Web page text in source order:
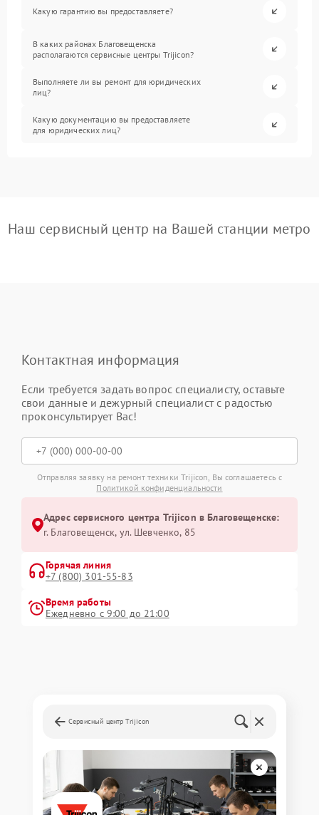
Какую гарантию вы предоставляете?
В каких районах Благовещенска
располагаются сервисные центры Trijicon?
Выполняете ли вы ремонт для юридических
лиц?
Какую документацию вы предоставляете
для юридических лиц?
Наш сервисный центр на Вашей станции метро
Контактная информация
Если требуется задать вопрос специалисту, оставьте
свои данные и дежурный специалист с радостью
проконсультирует Вас!
Отправляя заявку на ремонт техники Trijicon, Вы соглашаетесь с
Политикой конфиденциальности
Адрес сервисного центра Trijicon в Благовещенске:
г. Благовещенск, ул. Шевченко, 85
Горячая линия
+7 (800) 301-55-83
Время работы
Ежедневно с 9:00 до 21:00
Сервисный центр Trijicon